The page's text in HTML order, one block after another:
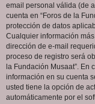
email personal válida (de
cuenta en “Foros de la
protección de datos
Cualquier información
dirección de e-mail
proceso de registro será
la Fundación Musaat”.
información en su cuenta
usted tiene la opción de
automáticamente por el